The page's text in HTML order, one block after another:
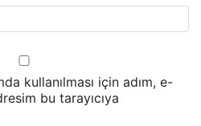
kullanılması için adım, e-
bu tarayıcıya